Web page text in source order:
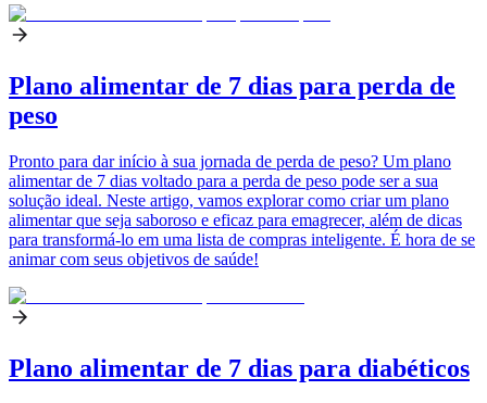
Plano alimentar de 7 dias para perda de
peso
Pronto para dar início à sua jornada de perda de peso? Um plano
alimentar de 7 dias voltado para a perda de peso pode ser a sua
solução ideal. Neste artigo, vamos explorar como criar um plano
alimentar que seja saboroso e eficaz para emagrecer, além de dicas
para transformá-lo em uma lista de compras inteligente. É hora de se
animar com seus objetivos de saúde!
Plano alimentar de 7 dias para diabéticos